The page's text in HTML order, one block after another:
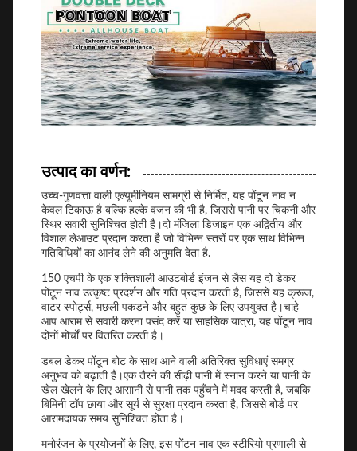
उत्पाद का वर्णन:
उच्च-गुणवत्ता वाली एल्यूमीनियम सामग्री से निर्मित, यह पोंटून नाव न
केवल टिकाऊ है बल्कि हल्के वजन की भी है, जिससे पानी पर चिकनी और
स्थिर सवारी सुनिश्चित होती है।दो मंजिला डिजाइन एक अद्वितीय और
विशाल लेआउट प्रदान करता है जो विभिन्न स्तरों पर एक साथ विभिन्न
गतिविधियों का आनंद लेने की अनुमति देता है.
150 एचपी के एक शक्तिशाली आउटबोर्ड इंजन से लैस यह दो डेकर
पोंटून नाव उत्कृष्ट प्रदर्शन और गति प्रदान करती है, जिससे यह क्रूज,
वाटर स्पोर्ट्स, मछली पकड़ने और बहुत कुछ के लिए उपयुक्त है।चाहे
आप आराम से सवारी करना पसंद करें या साहसिक यात्रा, यह पोंटून नाव
दोनों मोर्चों पर वितरित करती है।
डबल डेकर पोंटून बोट के साथ आने वाली अतिरिक्त सुविधाएं समग्र
अनुभव को बढ़ाती हैं।एक तैरने की सीढ़ी पानी में स्नान करने या पानी के
खेल खेलने के लिए आसानी से पानी तक पहुँचने में मदद करती है, जबकि
बिमिनी टॉप छाया और सूर्य से सुरक्षा प्रदान करता है, जिससे बोर्ड पर
आरामदायक समय सुनिश्चित होता है।
मनोरंजन के प्रयोजनों के लिए, इस पोंटन नाव एक स्टीरियो प्रणाली से